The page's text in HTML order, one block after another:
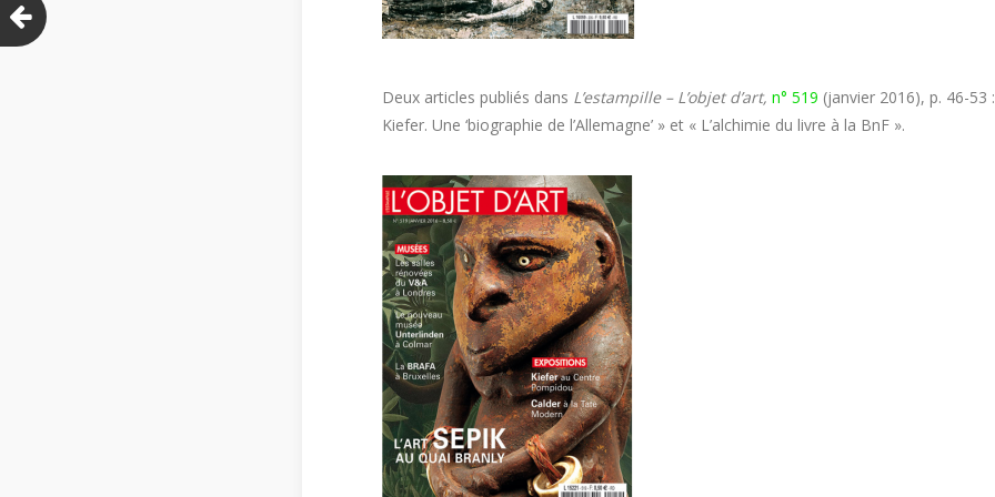
Deux articles publiés dans L’estampille – L’objet d’art, n° 519 (janvier 2016), p. 46-53
Kiefer. Une ‘biographie de l’Allemagne’ » et « L’alchimie du livre à la BnF ».